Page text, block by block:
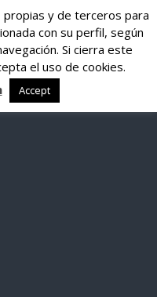
y de terceros para
con su perfil, según
Si cierra este
el uso de cookies.
Accept